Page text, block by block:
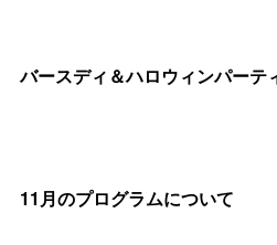
バースディ＆ハロウィンパーテ
11月のプログラムについて